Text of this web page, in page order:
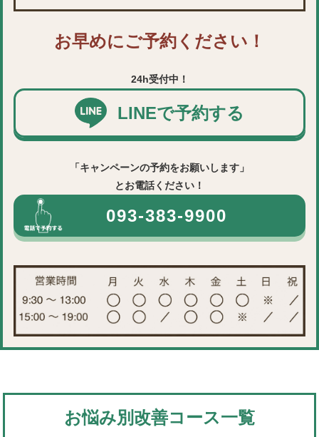
お早めにご予約ください！
24h受付中！
LINEで予約する
「キャンペーンの予約をお願いします」
とお電話ください！
093-383-9900
お悩み別改善コース一覧